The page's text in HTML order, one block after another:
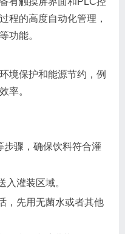
程的高度自动化管理，
功能。
境保护和能源节约，例
率。
步骤，确保饮料符合灌
入灌装区域。
，先用无菌水或者其他